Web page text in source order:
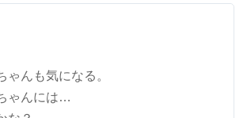
ゃんも気になる。
ゃんには…